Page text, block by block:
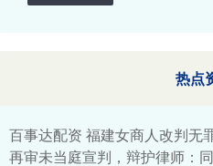
热点
百事达配资 福建女商人改判无
再审未当庭宣判，辩护律师：